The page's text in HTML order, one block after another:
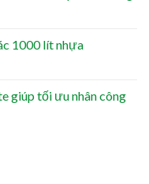
1000 lít nhựa
giúp tối ưu nhân công